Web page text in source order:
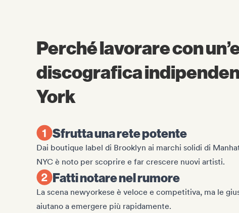
Perché lavorare con
discografica
York
Sfrutta una rete potente
Dai boutique label di Brooklyn ai marchi solidi di
NYC è noto per scoprire e far crescere nuovi artisti.
Fatti notare nel rumore
La scena newyorkese è veloce e competitiva, ma le
aiutano a emergere più rapidamente.